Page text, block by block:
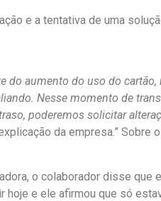
e a tentativa de uma
do aumento do uso do cartão,
Nesse momento de
poderemos solicitar
da empresa.” Sobre
o colaborador disse que
hoje e ele afirmou que só